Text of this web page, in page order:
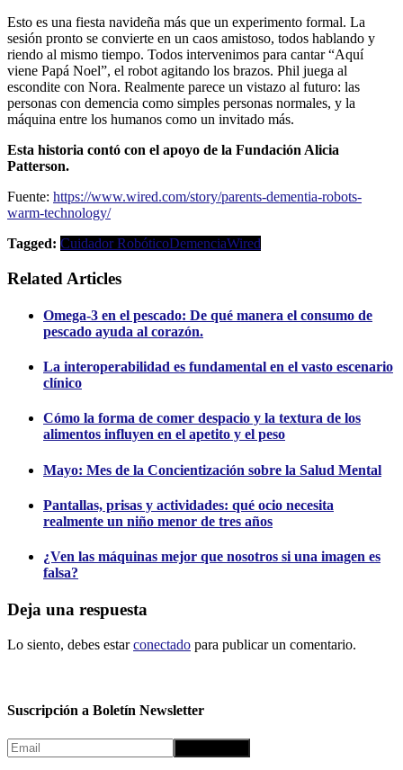
Esto es una fiesta navideña más que un experimento formal. La
sesión pronto se convierte en un caos amistoso, todos hablando y
riendo al mismo tiempo. Todos intervenimos para cantar “Aquí
viene Papá Noel”, el robot agitando los brazos. Phil juega al
escondite con Nora. Realmente parece un vistazo al futuro: las
personas con demencia como simples personas normales, y la
máquina entre los humanos como un invitado más.
Esta historia contó con el apoyo de la Fundación Alicia
Patterson.
Fuente: https://www.wired.com/story/parents-dementia-robots-
warm-technology/
Tagged: Cuidador RobóticoDemenciaWired
Related Articles
Omega-3 en el pescado: De qué manera el consumo de
pescado ayuda al corazón.
La interoperabilidad es fundamental en el vasto escenario
clínico
Cómo la forma de comer despacio y la textura de los
alimentos influyen en el apetito y el peso
Mayo: Mes de la Concientización sobre la Salud Mental
Pantallas, prisas y actividades: qué ocio necesita
realmente un niño menor de tres años
¿Ven las máquinas mejor que nosotros si una imagen es
falsa?
Deja una respuesta
Lo siento, debes estarconectado para publicar un comentario.
Suscripción a Boletín Newsletter